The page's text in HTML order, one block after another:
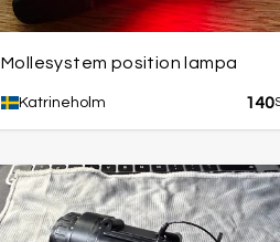
Mollesystem position lampa
Katrineholm 140